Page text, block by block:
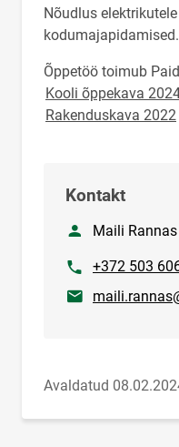
Nõudlus
kodumajapidamised.
Õppetöö toimub
Kooli õppekava
Rakenduskava 2022
Kontakt
NimiMaili Rannas
Telefon+372 503
E-post
Avaldatud